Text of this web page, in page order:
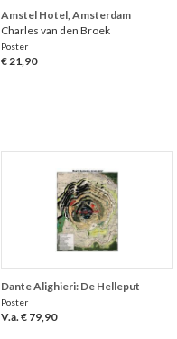
Amstel Hotel, Amsterdam
Charles van den Broek
Poster
€ 21,90
Dante Alighieri: De Helleput
Poster
V.a. € 79,90